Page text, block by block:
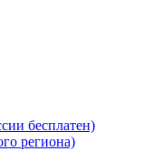
бесплатен)
региона)